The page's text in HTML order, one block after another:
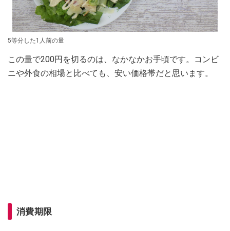
5等分した1人前の量
この量で200円を切るのは、なかなかお手頃です。コンビ
ニや外食の相場と比べても、安い価格帯だと思います。
消費期限